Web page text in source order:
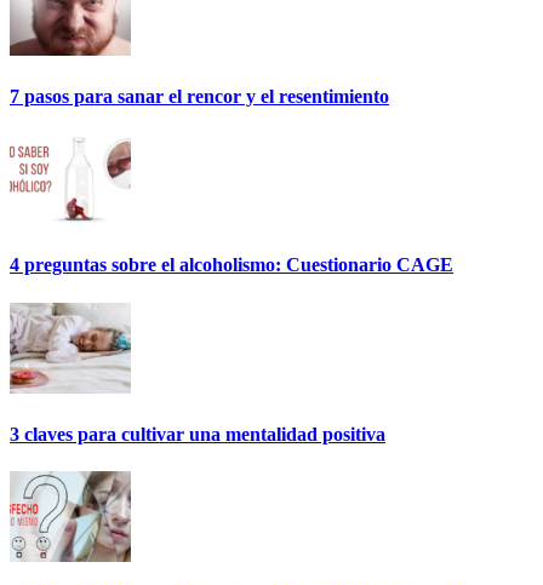
7 pasos para sanar el rencor y el resentimiento
4 preguntas sobre el alcoholismo: Cuestionario CAGE
3 claves para cultivar una mentalidad positiva